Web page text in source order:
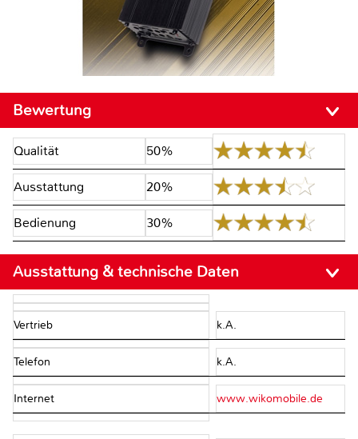
Bewertung
Qualität 50%
Ausstattung 20%
Bedienung 30%
Ausstattung & technische Daten
Vertrieb k.A.
Telefon k.A.
Internet www.wikomobile.de